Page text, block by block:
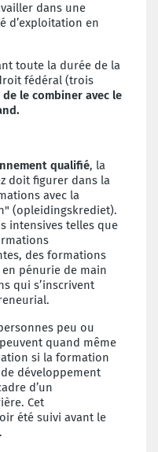
dans une
d’exploitation en
toute la durée de la
fédéral (trois
le combiner avec le
qualifié, la
doit figurer dans la
avec la
(opleidingskrediet).
intensives telles que
des formations
pénurie de main
qui s’inscrivent
peu ou
quand même
si la formation
développement
d’un
Cet
été suivi avant le